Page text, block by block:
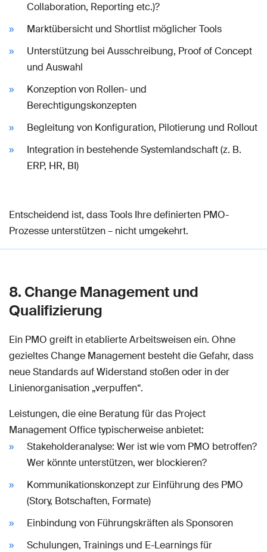
Collaboration, Reporting etc.)?
Marktübersicht und Shortlist möglicher Tools
Unterstützung bei Ausschreibung, Proof of Concept
und Auswahl
Konzeption von Rollen- und
Berechtigungskonzepten
Begleitung von Konfiguration, Pilotierung und Rollout
Integration in bestehende Systemlandschaft (z. B.
ERP, HR, BI)
Entscheidend ist, dass Tools Ihre definierten PMO-
Prozesse unterstützen – nicht umgekehrt.
8. Change Management und
Qualifizierung
Ein PMO greift in etablierte Arbeitsweisen ein. Ohne
gezieltes Change Management besteht die Gefahr, dass
neue Standards auf Widerstand stoßen oder in der
Linienorganisation „verpuffen“.
Leistungen, die eine Beratung für das Project
Management Office typischerweise anbietet:
Stakeholderanalyse: Wer ist wie vom PMO betroffen?
Wer könnte unterstützen, wer blockieren?
Kommunikationskonzept zur Einführung des PMO
(Story, Botschaften, Formate)
Einbindung von Führungskräften als Sponsoren
Schulungen, Trainings und E-Learnings für